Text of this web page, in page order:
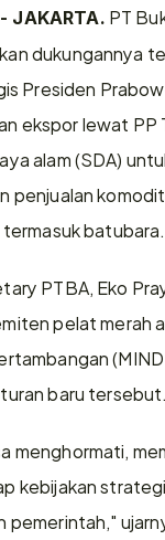
JAKARTA. PT
dukungannya
Presiden
ekspor lewat PP
alam (SDA)
penjualan
batubara.
PTBA, Eko
pelat merah
baru tersebut.
menghormati,
kebijakan
pemerintah,"